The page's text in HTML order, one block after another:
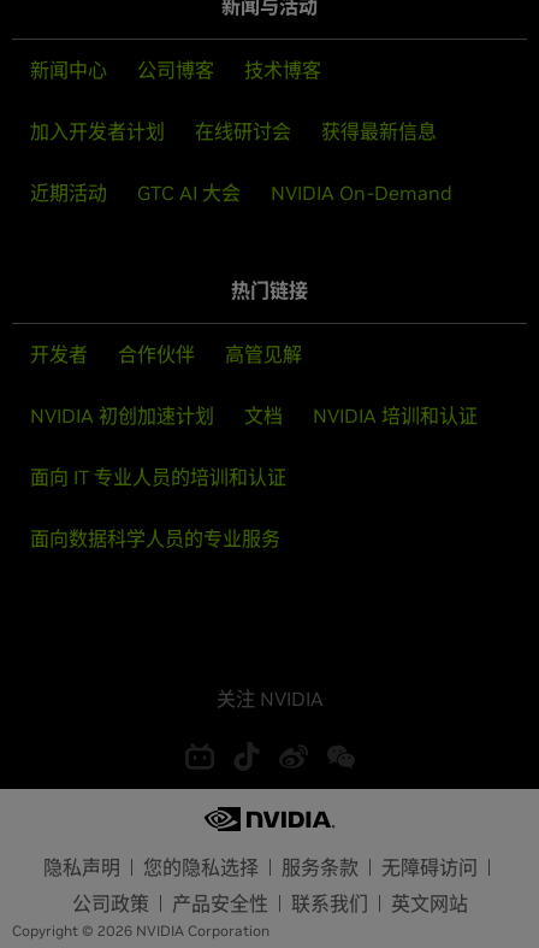
新闻与活动
新闻中心 公司博客 技术博客
加入开发者计划 在线研讨会 获得最新信息
近期活动 GTC AI 大会 NVIDIA On-Demand
热门链接
开发者 合作伙伴 高管见解
NVIDIA 初创加速计划 文档 NVIDIA 培训和认证
面向 IT 专业人员的培训和认证
面向数据科学人员的专业服务
关注 NVIDIA
隐私声明 您的隐私选择 服务条款
无障碍访问
公司政策
产品安全性 联系我们 英文网站
Copyright © 2026 NVIDIA Corporation